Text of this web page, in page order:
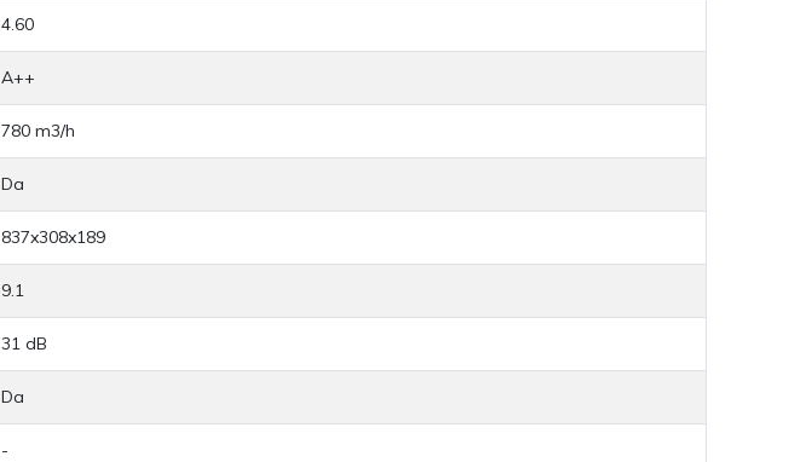
4.60
A++
780 m3/h
Da
837x308x189
9.1
31 dB
Da
-